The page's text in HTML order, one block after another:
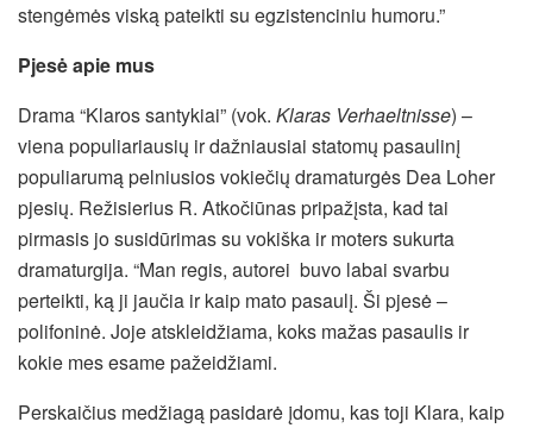
stengėmės viską pateikti su egzistenciniu humoru.”
Pjesė apie mus
Drama “Klaros santykiai” (vok. Klaras Verhaeltnisse) –
viena populiariausių ir dažniausiai statomų pasaulinį
populiarumą pelniusios vokiečių dramaturgės Dea Loher
pjesių. Režisierius R. Atkočiūnas pripažįsta, kad tai
pirmasis jo susidūrimas su vokiška ir moters sukurta
dramaturgija. “Man regis, autorei buvo labai svarbu
perteikti, ką ji jaučia ir kaip mato pasaulį. Ši pjesė –
polifoninė. Joje atskleidžiama, koks mažas pasaulis ir
kokie mes esame pažeidžiami.
Perskaičius medžiagą pasidarė įdomu, kas toji Klara, kaip